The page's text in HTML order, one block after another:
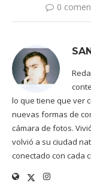
0
lo que tiene que ver
nuevas formas de
cámara de fotos.
volvió a su ciudad
conectado con cada